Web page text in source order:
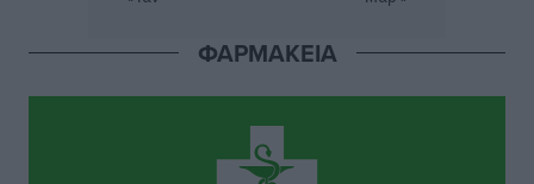
Εθνική Παίδων: Ο Χριστοδούλου και η καλύτερη
Διαγόρας: Ανανέωσε ο Μιχάλης Χατζηγεωργίου
ΦΑΡΜΑΚΕΙΑ